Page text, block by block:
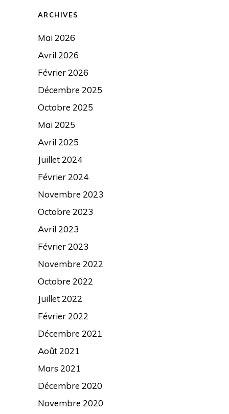
ARCHIVES
Mai 2026
Avril 2026
Février 2026
Décembre 2025
Octobre 2025
Mai 2025
Avril 2025
Juillet 2024
Février 2024
Novembre 2023
Octobre 2023
Avril 2023
Février 2023
Novembre 2022
Octobre 2022
Juillet 2022
Février 2022
Décembre 2021
Août 2021
Mars 2021
Décembre 2020
Novembre 2020